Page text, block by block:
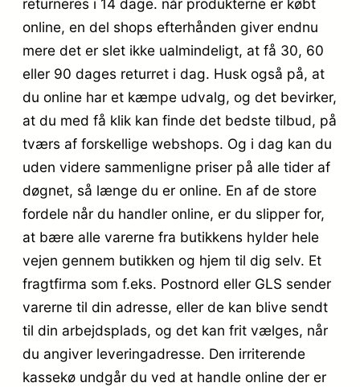
returneres i 14 dage. når produkterne er købt
online, en del shops efterhånden giver endnu
mere det er slet ikke ualmindeligt, at få 30, 60
eller 90 dages returret i dag. Husk også på, at
du online har et kæmpe udvalg, og det bevirker,
at du med få klik kan finde det bedste tilbud, på
tværs af forskellige webshops. Og i dag kan du
uden videre sammenligne priser på alle tider af
døgnet, så længe du er online. En af de store
fordele når du handler online, er du slipper for,
at bære alle varerne fra butikkens hylder hele
vejen gennem butikken og hjem til dig selv. Et
fragtfirma som f.eks. Postnord eller GLS sender
varerne til din adresse, eller de kan blive sendt
til din arbejdsplads, og det kan frit vælges, når
du angiver leveringadresse. Den irriterende
kassekø undgår du ved at handle online der er